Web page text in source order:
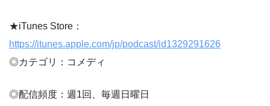
★iTunes Store：
https://itunes.apple.com/jp/podcast/id1329291626
◎カテゴリ：コメディ
◎配信頻度：週1回、毎週日曜日